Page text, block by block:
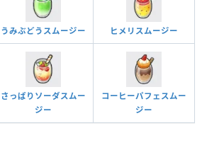
うみぶどうスムージー ヒメリスムージー
さっぱりソーダスムー
ジー
コーヒーパフェスムー
ジー